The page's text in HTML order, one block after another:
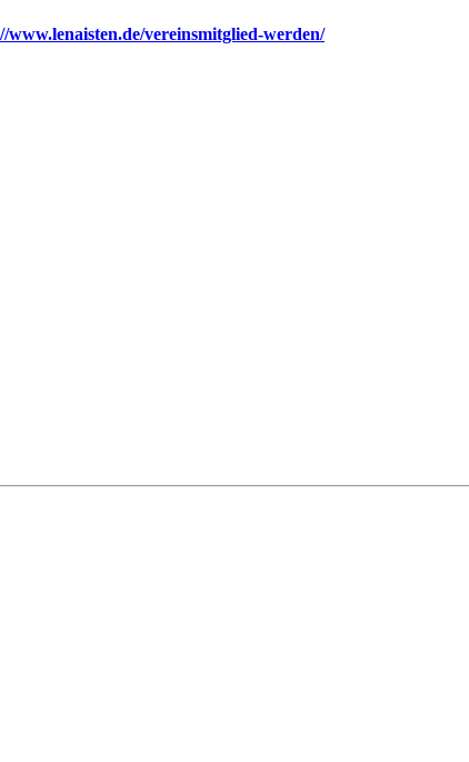
www.lenaisten.de/vereinsmitglied-werden/